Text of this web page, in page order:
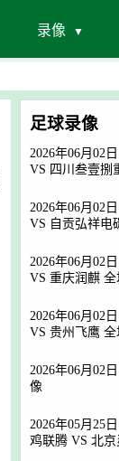
录像
足球录像
2026年06月02
VS 四川叁壹捌
2026年06月02
VS 自贡弘祥电
2026年06月02
VS 重庆润麒
2026年06月02
VS 贵州飞鹰
2026年06月02
像
2026年05月25
鸡联腾 VS 北